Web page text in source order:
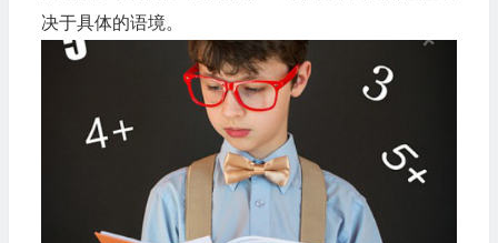
决于具体的语境。